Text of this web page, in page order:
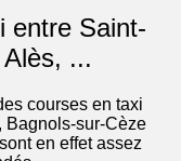
entre Saint-
...
courses en taxi
Bagnols-sur-Cèze
en effet assez